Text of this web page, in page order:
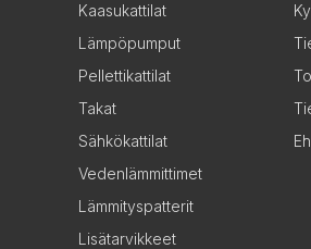
Kaasukattilat
Lämpöpumput
Pellettikattilat
Takat
Sähkökattilat
Vedenlämmittimet
Lämmityspatterit
Lisätarvikkeet